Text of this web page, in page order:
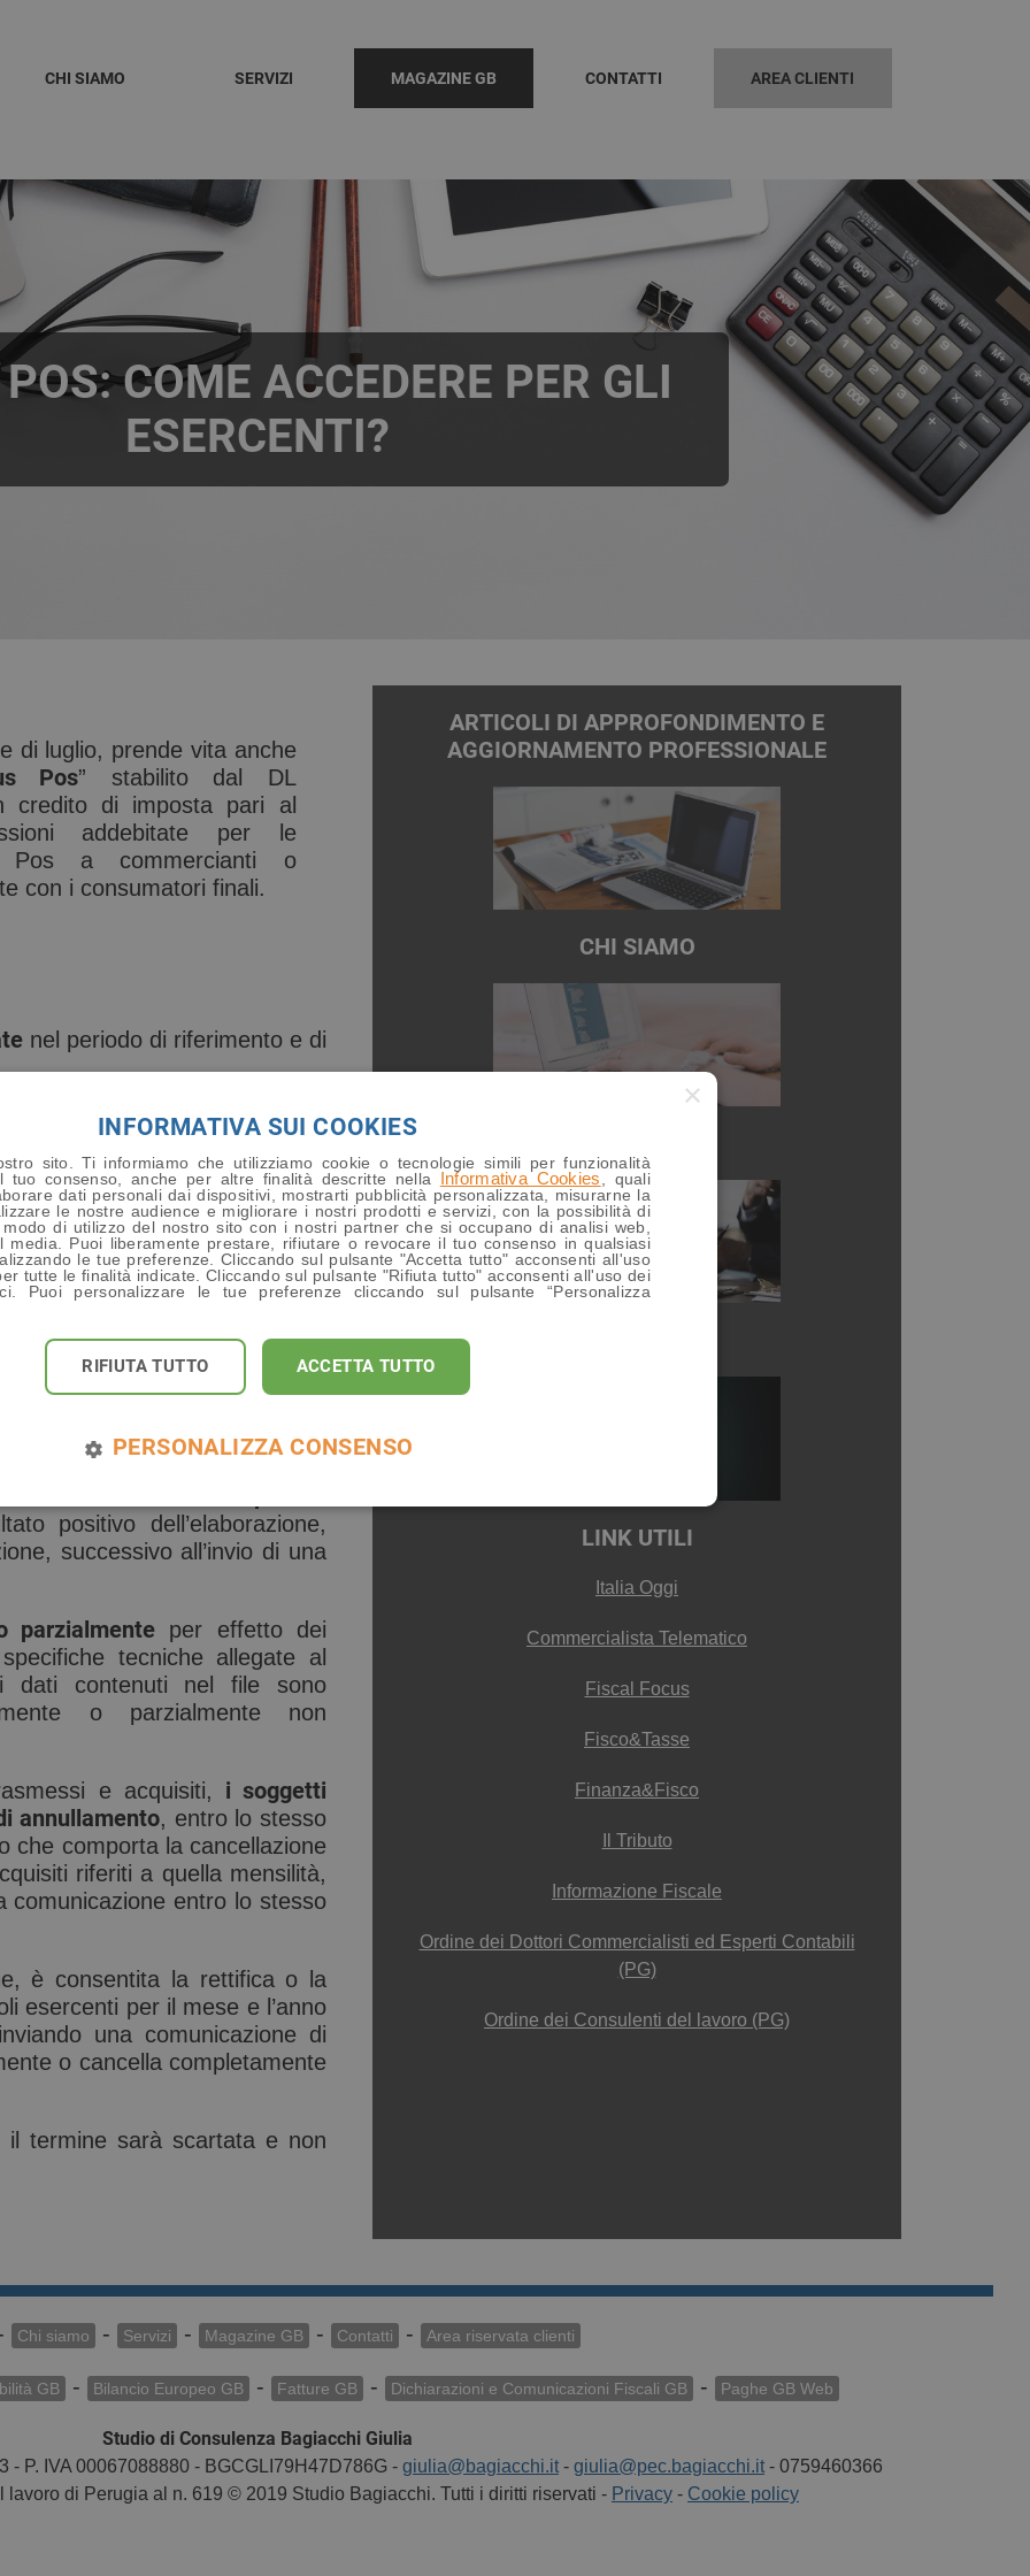
CHI SIAMO SERVIZI MAGAZINE GB CONTATTI AREA CLIENTI
COME ACCEDERE PER GLI
ESERCENTI?
di luglio, prende vita anche
Pos” stabilito dal DL
credito di imposta pari al
addebitate per le
Pos a commercianti o
con i consumatori finali.
nel periodo di riferimento e di
per le operazioni riconducibili ai
ricomprendono un numero
se includono il canone per la
entro il ventesimo giorno
esercenti e professionisti
l’elenco delle transazioni
addebitate dagli operatori.
momento in cui è completata
positivo dell’elaborazione,
successivo all’invio di una
parzialmente per effetto dei
tecniche allegate al
dati contenuti nel file sono
o parzialmente non
e acquisiti,
i soggetti
annullamento, entro lo stesso
che comporta la cancellazione
riferiti a quella mensilità,
comunicazione entro lo stesso
è consentita la rettifica o la
esercenti per il mese e l’anno
una comunicazione di
o cancella completamente
il termine sarà scartata e non
ARTICOLI DI APPROFONDIMENTO E
AGGIORNAMENTO PROFESSIONALE
CHI SIAMO
LINK UTILI
Italia Oggi
Commercialista Telematico
Fiscal Focus
Fisco&Tasse
Finanza&Fisco
Il Tributo
Informazione Fiscale
Ordine dei Dottori Commercialisti ed Esperti Contabili
(PG)
Ordine dei Consulenti del lavoro (PG)
Chi siamo - Servizi - Magazine GB - Contatti - Area riservata clienti
GB - Bilancio Europeo GB - Fatture GB - Dichiarazioni e Comunicazioni Fiscali GB - Paghe GB Web
Studio di Consulenza Bagiacchi Giulia
P. IVA 00067088880 - BGCGLI79H47D786G - giulia@bagiacchi.it - giulia@pec.bagiacchi.it - 0759460366
lavoro di Perugia al n. 619 © 2019 Studio Bagiacchi. Tutti i diritti riservati - Privacy - Cookie policy
×
INFORMATIVA SUI COOKIES
sito. Ti informiamo che utilizziamo cookie o tecnologie simili per funzionalità
tuo consenso, anche per altre finalità descritte nella Informativa Cookies
, quali
dati personali dai dispositivi, mostrarti pubblicità personalizzata, misurarne la
le nostre audience e migliorare i nostri prodotti e servizi, con la possibilità di
di utilizzo del nostro sito con i nostri partner che si occupano di analisi web,
media. Puoi liberamente prestare, rifiutare o revocare il tuo consenso in qualsiasi
le tue preferenze. Cliccando sul pulsante "Accetta tutto" acconsenti all'uso
tutte le finalità indicate. Cliccando sul pulsante "Rifiuta tutto" acconsenti all'uso dei
Puoi personalizzare le tue preferenze cliccando sul pulsante “Personalizza
ACCETTA TUTTO
RIFIUTA TUTTO
PERSONALIZZA CONSENSO